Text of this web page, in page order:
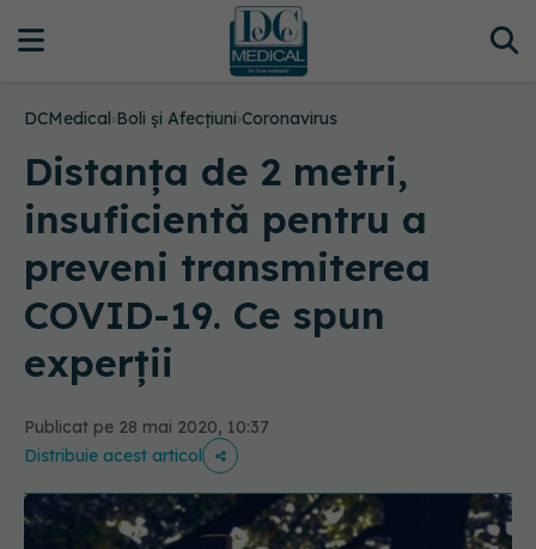
DCMedical›Boli și Afecțiuni›Coronavirus
Distanța de 2 metri,
insuficientă pentru a
preveni transmiterea
COVID-19. Ce spun
experții
Publicat pe 28 mai 2020, 10:37
Distribuie acest articol